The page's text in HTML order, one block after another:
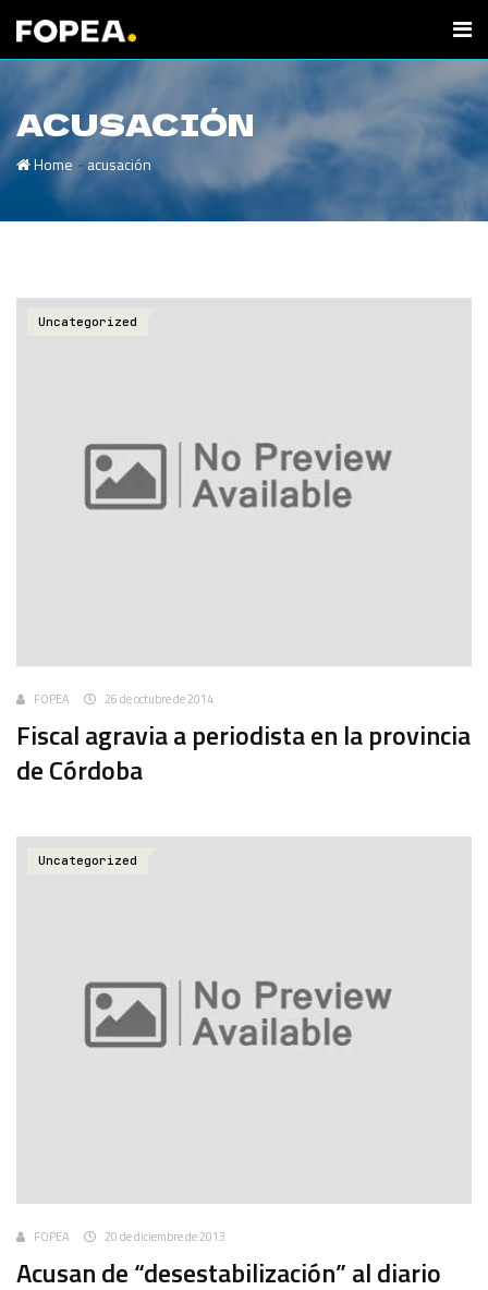
ACUSACIÓN
Home -acusación
Uncategorized
FOPEA 26 de octubre de 2014
Fiscal agravia a periodista en la provincia
de Córdoba
Uncategorized
FOPEA 20 de diciembre de 2013
Acusan de “desestabilización” al diario